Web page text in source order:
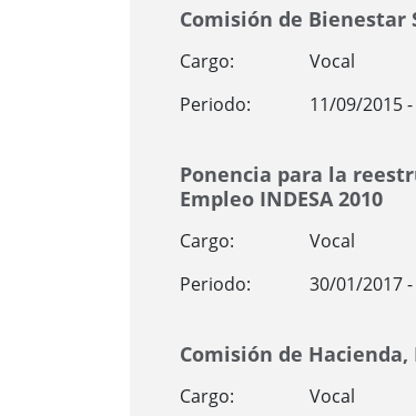
Comisión de Bienestar
Cargo:
Vocal
Periodo:
11/09/2015
Ponencia para la
Empleo INDESA 2010
Cargo:
Vocal
Periodo:
30/01/2017
Comisión de
Cargo:
Vocal